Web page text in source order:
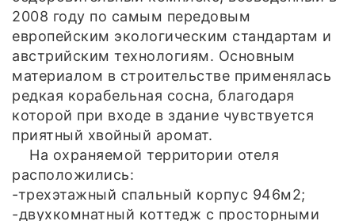
2008 году по самым передовым
европейским экологическим стандартам и
австрийским технологиям. Основным
материалом в строительстве применялась
редкая корабельная сосна, благодаря
которой при входе в здание чувствуется
приятный хвойный аромат.
На охраняемой территории отеля
расположились:
-трехэтажный спальный корпус 946м2;
-двухкомнатный коттедж с просторными